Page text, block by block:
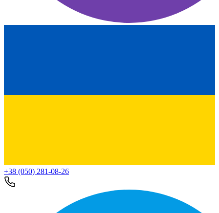
+38 (050) 281-08-26